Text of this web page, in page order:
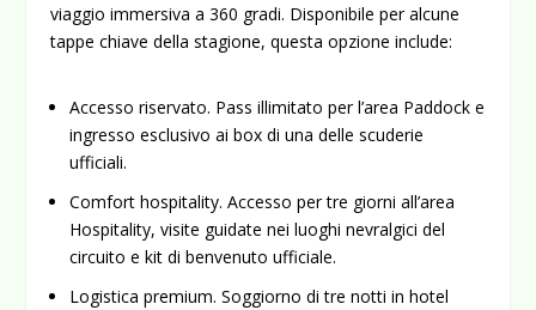
viaggio immersiva a 360 gradi. Disponibile per alcune
tappe chiave della stagione, questa opzione include:
Accesso riservato. Pass illimitato per l’area Paddock e
ingresso esclusivo ai box di una delle scuderie
ufficiali.
Comfort hospitality.Accesso per tre giorni all’area
Hospitality, visite guidate nei luoghi nevralgici del
circuito e kit di benvenuto ufficiale.
Logistica premium. Soggiorno di tre notti in hotel